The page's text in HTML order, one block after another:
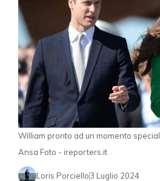
William pronto ad un momento
Ansa Foto - ireporters.it
Loris Porciello3 Luglio 2024